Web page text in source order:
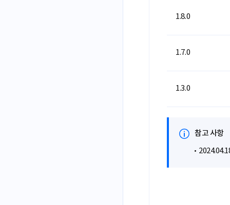
1.8.0
1.7.0
1.3.0
참고 사항